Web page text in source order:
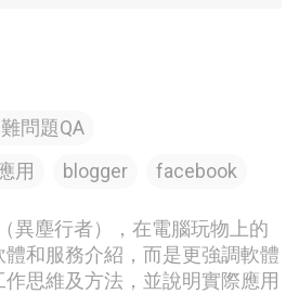
問題QA
用
blogger
facebook
異塵行者），在電腦玩物上的
和服務介紹，而是更強調軟體
思維及方法，並說明實際應用